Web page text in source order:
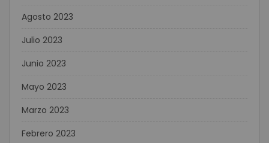
Agosto 2023
Julio 2023
Junio 2023
Mayo 2023
Marzo 2023
Febrero 2023